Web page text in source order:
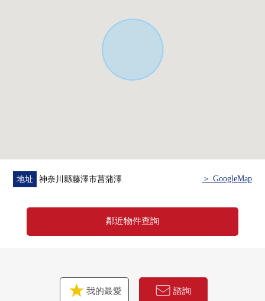
地址 神奈川縣藤澤市菖蒲澤 ＞ GoogleMap
鄰近物件查詢
我的最愛 諮詢